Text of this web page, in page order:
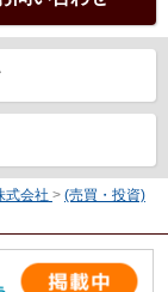
式会社 > (売買・投資)